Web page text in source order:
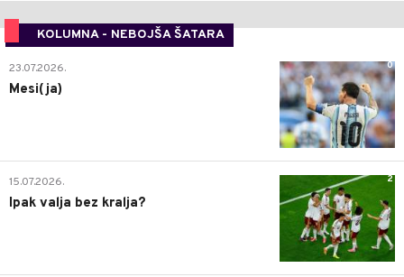
KOLUMNA - NEBOJŠA ŠATARA
0
23.07.2026.
Mesi(ja)
2
15.07.2026.
Ipak valja bez kralja?